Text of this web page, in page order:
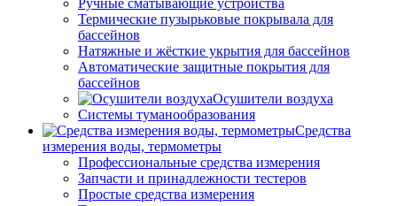
Ручные сматывающие устройства
Термические пузырьковые покрывала для
бассейнов
Натяжные и жёсткие укрытия для бассейнов
Автоматические защитные покрытия для
бассейнов
Осушители воздуха
Системы туманообразования
Средства
измерения воды, термометры
Профессиональные средства измерения
Запчасти и принадлежности тестеров
Простые средства измерения